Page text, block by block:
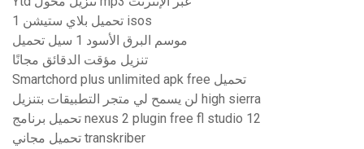
تحميل بلاي ستيشن 1 isos
موسم البرق الأسود 1 سيل تحميل
تنزيل مؤقت الدقائق مجانًا
Smartchord plus unlimited apk free تحميل
لن يسمح لي متجر التطبيقات بتنزيل high sierra
تحميل برنامج nexus 2 plugin free fl studio 12
تحميل مجاني transkriber